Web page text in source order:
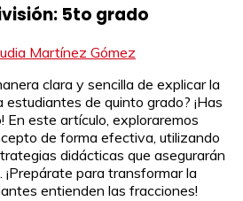
5to grado
Martínez Gómez
clara y sencilla de explicar la
de quinto grado? ¡Has
En este artículo, exploraremos
de forma efectiva, utilizando
didácticas que asegurarán
¡Prepárate para transformar la
entienden las fracciones!